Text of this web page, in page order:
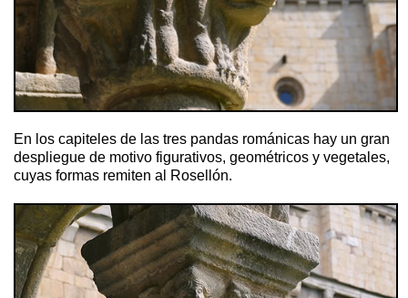
En los capiteles de las tres pandas románicas hay un gran
despliegue de motivo figurativos, geométricos y vegetales,
cuyas formas remiten al Rosellón.